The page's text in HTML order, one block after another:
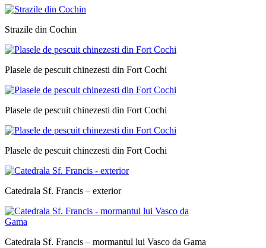
Strazile din Cochin
Plasele de pescuit chinezesti din Fort Cochi
Plasele de pescuit chinezesti din Fort Cochi
Plasele de pescuit chinezesti din Fort Cochi
Catedrala Sf. Francis – exterior
Catedrala Sf. Francis – mormantul lui Vasco da Gama